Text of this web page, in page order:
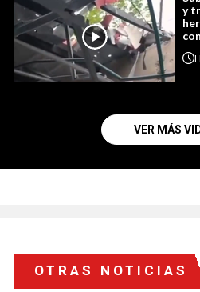
y
VER MÁS
OTRAS NOTICIAS